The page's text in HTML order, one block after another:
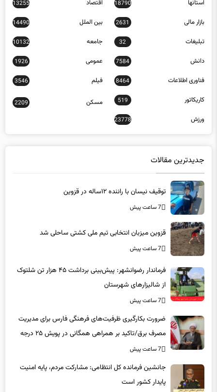
بازار مالی 2631
14490
تبلیغات 32 جامعه 10132
دانش 7584 عمومی 1926
فناوری اطلاعات 8464 فیلم 3546
کاریکاتور 519
2209
ورزش 23778
7 ساعت پیش
7 ساعت پیش
از شالیزارهای شهرستان
7 ساعت پیش
ضرورت بکارگیری ظرفیت‌های فرهنگی فارس برای مدیریت
مصرف برق/تاکید بر همراهی همگانی در پویش ۲۵ درجه
7 ساعت پیش
جانشین فرمانده کل انتظامی: مشارکت مردم، پایه امنیت
پایدار کشور است
7 ساعت پیش